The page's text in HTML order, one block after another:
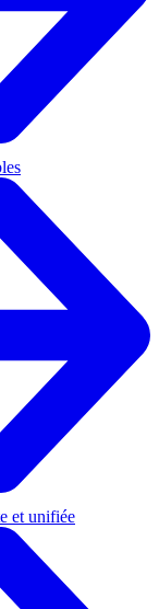
et unifiée